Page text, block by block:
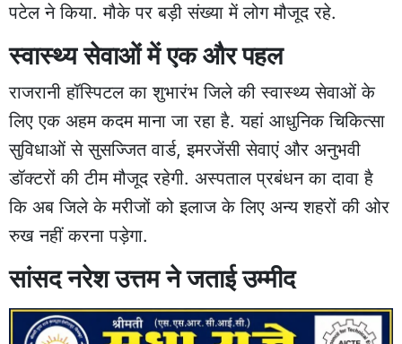
पटेल ने किया. मौके पर बड़ी संख्या में लोग मौजूद रहे.
स्वास्थ्य सेवाओं में एक और पहल
राजरानी हॉस्पिटल का शुभारंभ जिले की स्वास्थ्य सेवाओं के
लिए एक अहम कदम माना जा रहा है. यहां आधुनिक चिकित्सा
सुविधाओं से सुसज्जित वार्ड, इमरजेंसी सेवाएं और अनुभवी
डॉक्टरों की टीम मौजूद रहेगी. अस्पताल प्रबंधन का दावा है
कि अब जिले के मरीजों को इलाज के लिए अन्य शहरों की ओर
रुख नहीं करना पड़ेगा.
सांसद नरेश उत्तम ने जताई उम्मीद